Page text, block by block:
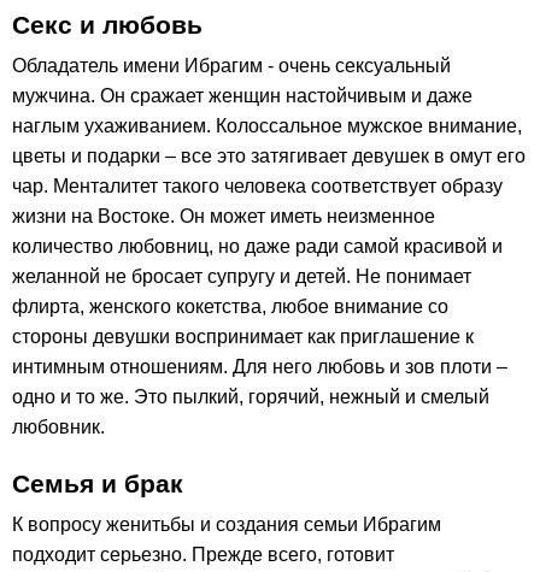
Секс и любовь
Обладатель имени Ибрагим - очень сексуальный
мужчина. Он сражает женщин настойчивым и даже
наглым ухаживанием. Колоссальное мужское внимание,
цветы и подарки – все это затягивает девушек в омут его
чар. Менталитет такого человека соответствует образу
жизни на Востоке. Он может иметь неизменное
количество любовниц, но даже ради самой красивой и
желанной не бросает супругу и детей. Не понимает
флирта, женского кокетства, любое внимание со
стороны девушки воспринимает как приглашение к
интимным отношениям. Для него любовь и зов плоти –
одно и то же. Это пылкий, горячий, нежный и смелый
любовник.
Семья и брак
К вопросу женитьбы и создания семьи Ибрагим
подходит серьезно. Прежде всего, готовит